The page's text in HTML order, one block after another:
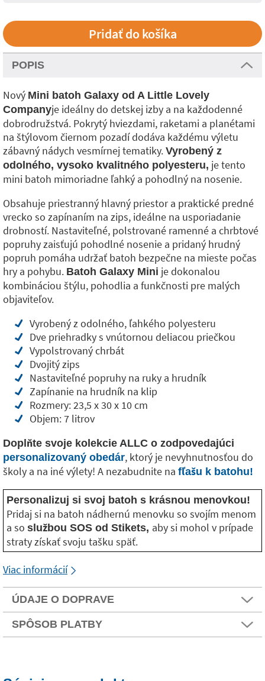
POPIS
Nový Mini batoh Galaxy od A Little Lovely
Companyje ideálny do detskej izby a na každodenné
dobrodružstvá. Pokrytý hviezdami, raketami a planétami
na štýlovom čiernom pozadí dodáva každému výletu
zábavný nádych vesmírnej tematiky. Vyrobený z
odolného, ​​vysoko kvalitného polyesteru, je tento
mini batoh mimoriadne ľahký a pohodlný na nosenie.
Obsahuje priestranný hlavný priestor a praktické predné
vrecko so zapínaním na zips, ideálne na usporiadanie
drobností. Nastaviteľné, polstrované ramenné a chrbtové
popruhy zaisťujú pohodlné nosenie a pridaný hrudný
popruh pomáha udržať batoh bezpečne na mieste počas
hry a pohybu. Batoh Galaxy Mini je dokonalou
kombináciou štýlu, pohodlia a funkčnosti pre malých
objaviteľov.
Vyrobený z odolného, ​​ľahkého polyesteru
Dve priehradky s vnútornou deliacou priečkou
Vypolstrovaný chrbát
Dvojitý zips
Nastaviteľné popruhy na ruky a hrudník
Zapínanie na hrudník na klip
Rozmery: 23,5 x 30 x 10 cm
Objem: 7 litrov
Doplňte svoje kolekcie ALLC o zodpovedajúci
personalizovaný obedár, ktorý je nevyhnutnosťou do
školy a na iné výlety! A nezabudnite na fľašu k batohu!
Personalizuj si svoj batoh s krásnou menovkou!
Pridaj si na batoh nádhernú menovku so svojím menom
a so službou SOS od Stikets, aby si mohol v prípade
straty získať svoju tašku späť.
Viac informácií
ÚDAJE O DOPRAVE
SPÔSOB PLATBY